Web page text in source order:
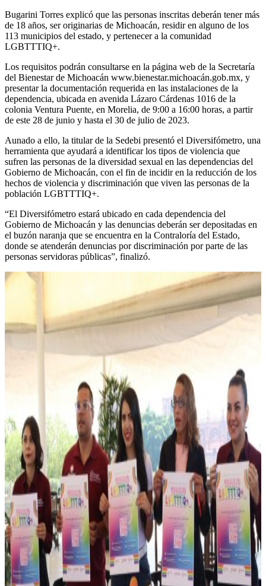
Bugarini Torres explicó que las personas inscritas deberán tener más
de 18 años, ser originarias de Michoacán, residir en alguno de los
113 municipios del estado, y pertenecer a la comunidad
LGBTTTIQ+.
Los requisitos podrán consultarse en la página web de la Secretaría
del Bienestar de Michoacán www.bienestar.michoacán.gob.mx, y
presentar la documentación requerida en las instalaciones de la
dependencia, ubicada en avenida Lázaro Cárdenas 1016 de la
colonia Ventura Puente, en Morelia, de 9:00 a 16:00 horas, a partir
de este 28 de junio y hasta el 30 de julio de 2023.
Aunado a ello, la titular de la Sedebi presentó el Diversifómetro, una
herramienta que ayudará a identificar los tipos de violencia que
sufren las personas de la diversidad sexual en las dependencias del
Gobierno de Michoacán, con el fin de incidir en la reducción de los
hechos de violencia y discriminación que viven las personas de la
población LGBTTTIQ+.
“El Diversifómetro estará ubicado en cada dependencia del
Gobierno de Michoacán y las denuncias deberán ser depositadas en
el buzón naranja que se encuentra en la Contraloría del Estado,
donde se atenderán denuncias por discriminación por parte de las
personas servidoras públicas”, finalizó.